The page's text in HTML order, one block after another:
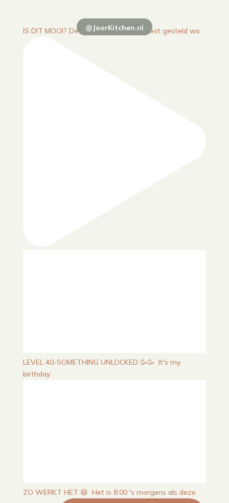
@JoorKitchen.nl
IS DIT MOOI? De vraag die me het meest gesteld wo
LEVEL 40-SOMETHING UNLOCKED 🥳🥳⁠ ⁠ It's my
birthday
ZO WERKT HET ⁠😄⁠ ⁠ Het is 8.00 's morgens als deze